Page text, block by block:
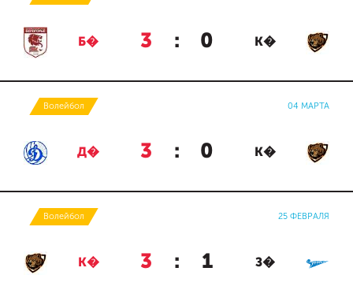
Б� 3 : 0 К�
Волейбол 04 МАРТА
Д� 3 : 0 К�
Волейбол 25 ФЕВРАЛЯ
К� 3 : 1 З�